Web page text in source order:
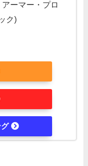
ーマー・プロ
ク)